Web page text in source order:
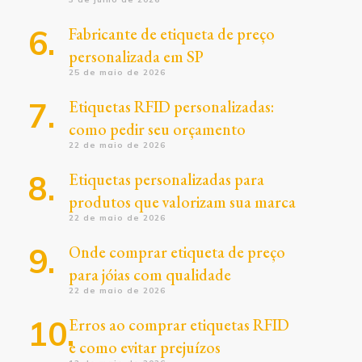
Fabricante de etiqueta de preço
personalizada em SP
25 de maio de 2026
Etiquetas RFID personalizadas:
como pedir seu orçamento
22 de maio de 2026
Etiquetas personalizadas para
produtos que valorizam sua marca
22 de maio de 2026
Onde comprar etiqueta de preço
para jóias com qualidade
22 de maio de 2026
Erros ao comprar etiquetas RFID
e como evitar prejuízos